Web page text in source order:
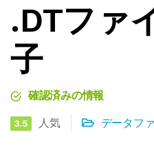
.DTファ
子
確認済みの情報
3.5 人気 データフ